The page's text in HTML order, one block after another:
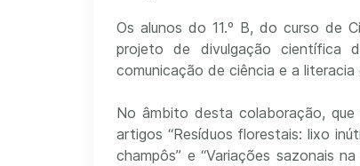
Os alunos do 11.º B, do curso de
projeto de divulgação científica
comunicação de ciência e a
No âmbito desta colaboração,
artigos “Resíduos florestais: lixo
champôs” e “Variações sazonais